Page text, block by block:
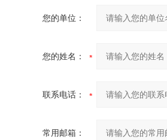
您的单位：
您的姓名：
联系电话：
常用邮箱：